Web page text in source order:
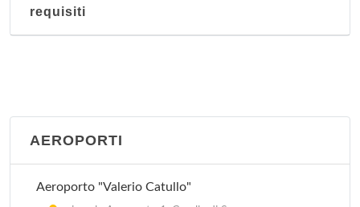
requisiti
AEROPORTI
Aeroporto "Valerio Catullo"